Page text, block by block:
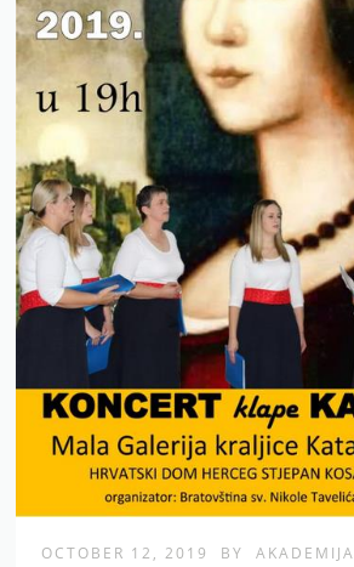
OCTOBER 12, 2019 BY AKADEMIJA